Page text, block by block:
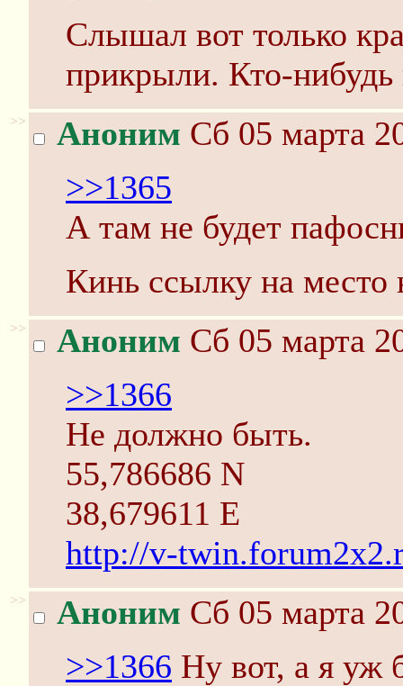
Слышал вот только
прикрыли. Кто-нибудь
>> Аноним Сб 05 марта
>>1365
А там не будет
Кинь ссылку на место
>> Аноним Сб 05 марта
>>1366
Не должно быть.
55,786686 N
38,679611 E
http://v-
>> Аноним Сб 05 марта
>>1366 Ну вот, а я уж